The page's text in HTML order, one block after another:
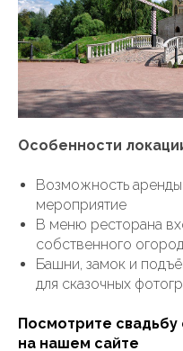
Особенности
Возможность
мероприятие
В меню ресторана
собственного
Башни, замок и
для сказочных
Посмотрите свадьбу
на нашем сайте